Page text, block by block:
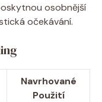
osobnější
očekávání.
Navrhované
Použití